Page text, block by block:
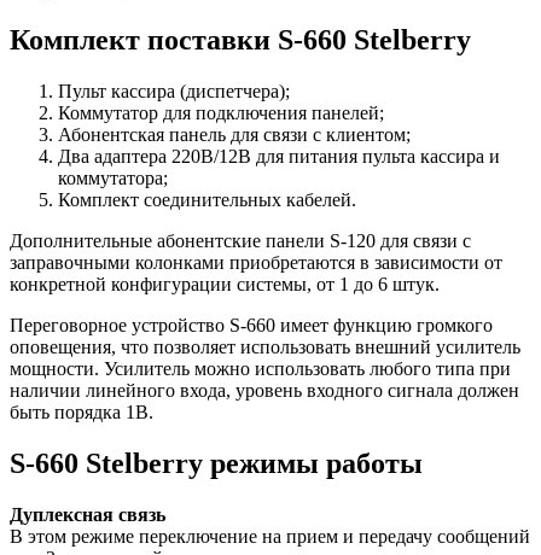
Комплект поставки S-660 Stelberry
Пульт кассира (диспетчера);
Коммутатор для подключения панелей;
Абонентская панель для связи с клиентом;
Два адаптера 220В/12В для питания пульта кассира и
коммутатора;
Комплект соединительных кабелей.
Дополнительные абонентские панели S-120 для связи с
заправочными колонками приобретаются в зависимости от
конкретной конфигурации системы, от 1 до 6 штук.
Переговорное устройство S-660 имеет функцию громкого
оповещения, что позволяет использовать внешний усилитель
мощности. Усилитель можно использовать любого типа при
наличии линейного входа, уровень входного сигнала должен
быть порядка 1В.
S-660 Stelberry режимы работы
Дуплексная связь
В этом режиме переключение на прием и передачу сообщений